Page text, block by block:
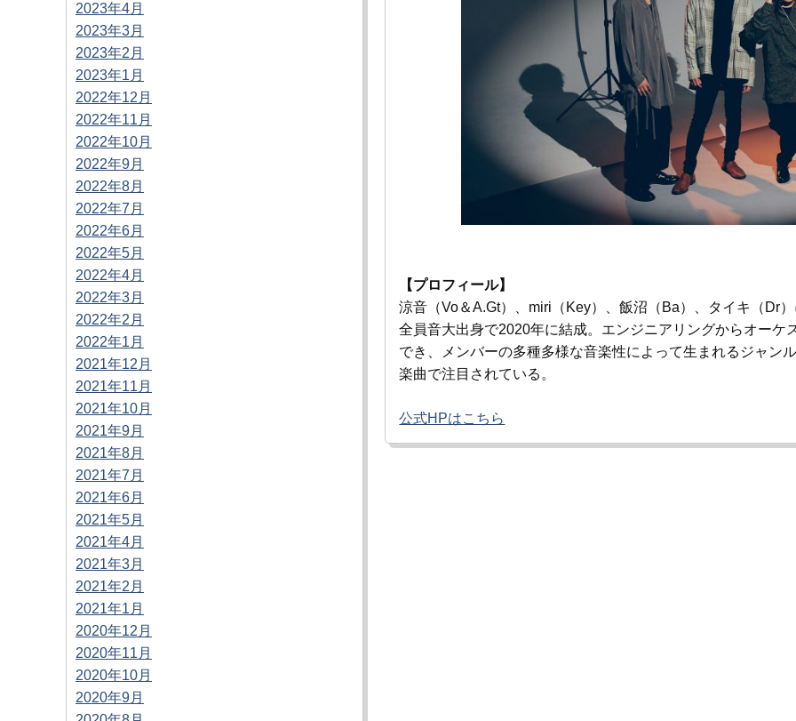
【プロフィール】
涼音（Vo＆A.Gt）、 miri （ Key）、飯沼（ Ba）、タイキ（ Dr
全員音大出身で2020年に結成。エンジニアリングからオーケ
でき、メンバーの多種多様な音楽性によって生まれるジャン
楽曲で注目されている。
公式HPはこちら
2023年4月
2023年3月
2023年2月
2023年1月
2022年12月
2022年11月
2022年10月
2022年9月
2022年8月
2022年7月
2022年6月
2022年5月
2022年4月
2022年3月
2022年2月
2022年1月
2021年12月
2021年11月
2021年10月
2021年9月
2021年8月
2021年7月
2021年6月
2021年5月
2021年4月
2021年3月
2021年2月
2021年1月
2020年12月
2020年11月
2020年10月
2020年9月